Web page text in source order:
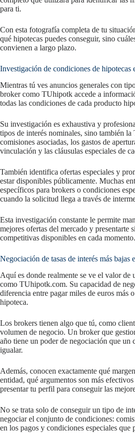
para ti.
Con esta fotografía completa de tu
qué hipotecas puedes conseguir, sino
convienen a largo plazo.
Investigación de condiciones de hipotecas
Mientras tú ves anuncios generales con
broker como TUhipotk accede a
todas las condiciones de cada producto
Su investigación es exhaustiva y
tipos de interés nominales, sino también la
comisiones asociadas, los gastos de
vinculación y las cláusulas especiales de
También identifica ofertas especiales y
estar disponibles públicamente. Muchas
específicos para brokers o condiciones
cuando la solicitud llega a través de
Esta investigación constante le permite
mejores ofertas del mercado y presentarte
competitivas disponibles en cada momento.
Negociación de tasas de interés más bajas
Aquí es donde realmente se ve el valor de
como TUhipotk.com. Su capacidad de
diferencia entre pagar miles de euros más
hipoteca.
Los brokers tienen algo que tú, como
volumen de negocio. Un broker que
año tiene un poder de negociación que un
igualar.
Además, conocen exactamente qué
entidad, qué argumentos son más
presentar tu perfil para conseguir las
No se trata solo de conseguir un tipo de
negociar el conjunto de condiciones:
en los pagos y condiciones especiales que